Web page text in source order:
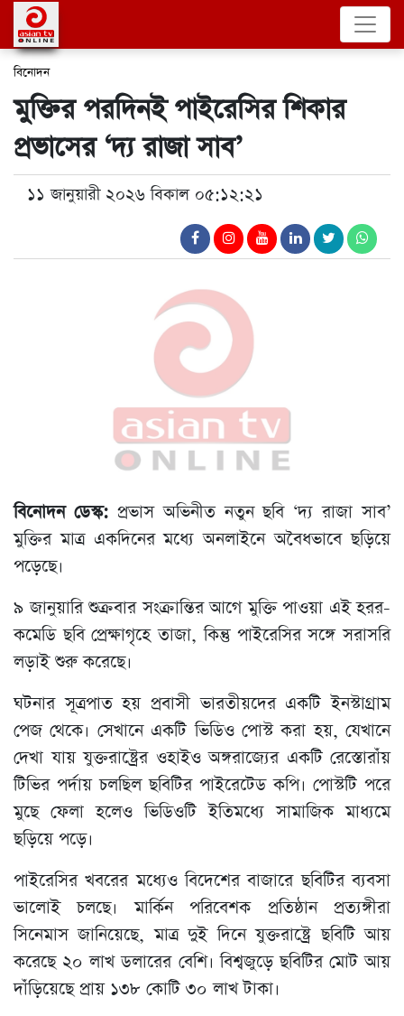
বিনোদন
মুক্তির পরদিনই পাইরেসির শিকার
প্রভাসের ‘দ্য রাজা সাব’
১১ জানুয়ারী ২০২৬ বিকাল ০৫:১২:২১
বিনোদন ডেস্ক:প্রভাস অভিনীত নতুন ছবি ‘দ্য রাজা সাব’
মুক্তির মাত্র একদিনের মধ্যে অনলাইনে অবৈধভাবে ছড়িয়ে
পড়েছে।
৯ জানুয়ারি শুক্রবার সংক্রান্তির আগে মুক্তি পাওয়া এই হরর-
কমেডি ছবি প্রেক্ষাগৃহে তাজা, কিন্তু পাইরেসির সঙ্গে সরাসরি
লড়াই শুরু করেছে।
ঘটনার সূত্রপাত হয় প্রবাসী ভারতীয়দের একটি ইনস্টাগ্রাম
পেজ থেকে। সেখানে একটি ভিডিও পোস্ট করা হয়, যেখানে
দেখা যায় যুক্তরাষ্ট্রের ওহাইও অঙ্গরাজ্যের একটি রেস্তোরাঁয়
টিভির পর্দায় চলছিল ছবিটির পাইরেটেড কপি। পোস্টটি পরে
মুছে ফেলা হলেও ভিডিওটি ইতিমধ্যে সামাজিক মাধ্যমে
ছড়িয়ে পড়ে।
পাইরেসির খবরের মধ্যেও বিদেশের বাজারে ছবিটির ব্যবসা
ভালোই চলছে। মার্কিন পরিবেশক প্রতিষ্ঠান প্রত্যঙ্গীরা
সিনেমাস জানিয়েছে, মাত্র দুই দিনে যুক্তরাষ্ট্রে ছবিটি আয়
করেছে ২০ লাখ ডলারের বেশি। বিশ্বজুড়ে ছবিটির মোট আয়
দাঁড়িয়েছে প্রায় ১৩৮ কোটি ৩০ লাখ টাকা।